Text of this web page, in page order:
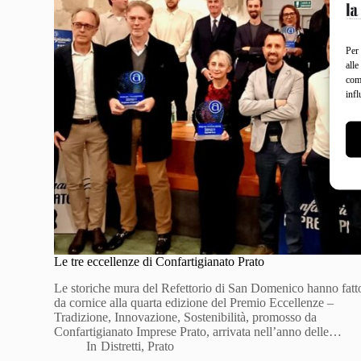
Per
alle
Le tre eccellenze di Confartigianato Prato
Le storiche mura del Refettorio di San Domenico hanno
da cornice alla quarta edizione del Premio Eccellenze –
Tradizione, Innovazione, Sostenibilità, promosso da
Confartigianato Imprese Prato, arrivata nell’anno delle…
In Distretti, Prato